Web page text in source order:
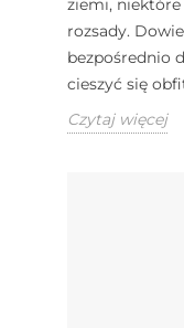
ziemi,
rozsady.
bezpośrednio
cieszyć się
Czytaj więcej